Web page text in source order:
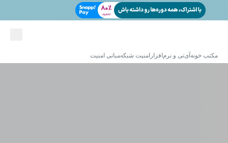
مکتب خونه آی‌تی و نرم‌افزار امنیت شبکهمبانی امنیت